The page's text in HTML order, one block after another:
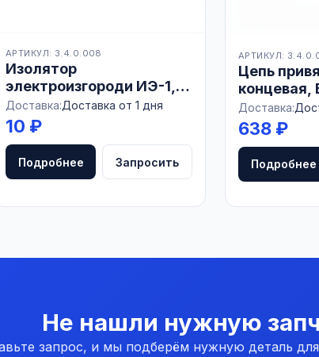
АРТИКУЛ: 3.4.0.008
Изолятор
электроизгороди ИЭ-1,
БЕЛАРУСЬ
Доставка:Доставка от 1 дня
10 ₽
Подробнее Запросить
АРТИКУЛ:
Цепь
Доставка:
638 ₽
Подробнее
Не нашли нужную
запрос, и мы подберём нужную деталь